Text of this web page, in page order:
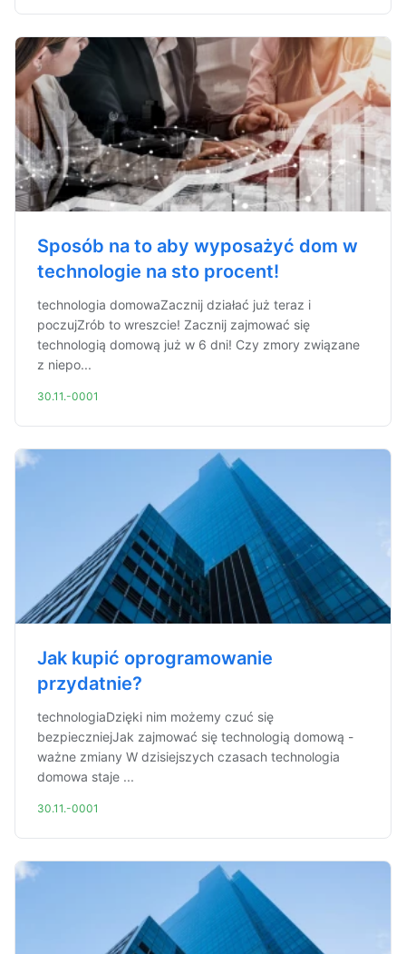
Sposób na to aby wyposażyć dom w
technologie na sto procent!
technologia domowaZacznij działać już teraz i
poczujZrób to wreszcie! Zacznij zajmować się
technologią domową już w 6 dni! Czy zmory związane
z niepo...
30.11.-0001
Jak kupić oprogramowanie
przydatnie?
technologiaDzięki nim możemy czuć się
bezpieczniejJak zajmować się technologią domową -
ważne zmiany W dzisiejszych czasach technologia
domowa staje ...
30.11.-0001